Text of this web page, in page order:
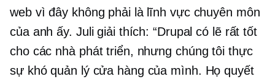
web vì đây không phải là lĩnh vực chuyên môn
của anh ấy. Juli giải thích: “Drupal có lẽ rất tốt
cho các nhà phát triển, nhưng chúng tôi thực
sự khó quản lý cửa hàng của mình. Họ quyết